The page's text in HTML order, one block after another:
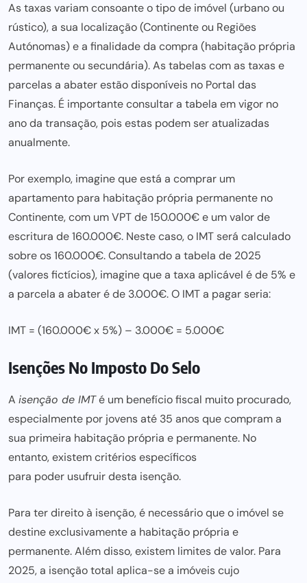
As taxas variam consoante o tipo de imóvel (urbano ou
rústico), a sua localização (Continente ou Regiões
Autónomas) e a finalidade da compra (habitação própria
permanente ou secundária). As tabelas com as taxas e
parcelas a abater estão disponíveis no Portal das
Finanças. É importante consultar a tabela em vigor no
ano da transação, pois estas podem ser atualizadas
anualmente.
Por exemplo, imagine que está a comprar um
apartamento para habitação própria permanente no
Continente, com um VPT de 150.000€ e um valor de
escritura de 160.000€. Neste caso, o IMT será calculado
sobre os 160.000€. Consultando a tabela de 2025
(valores fictícios), imagine que a taxa aplicável é de 5% e
a parcela a abater é de 3.000€. O IMT a pagar seria:
IMT = (160.000€ x 5%) – 3.000€ = 5.000€
Isenções No Imposto Do Selo
A isenção de IMTé um benefício fiscal muito procurado,
especialmente por jovens até 35 anos que compram a
sua primeira habitação própria e permanente. No
entanto, existem critérios específicos
para poder usufruir desta isenção.
Para ter direito à isenção, é necessário que o imóvel se
destine exclusivamente a habitação própria e
permanente. Além disso, existem limites de valor. Para
2025, a isenção total aplica-se a imóveis cujo